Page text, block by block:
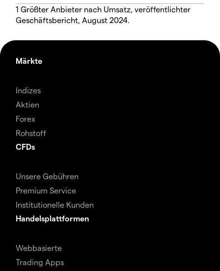
1 Größter Anbieter nach Umsatz, veröffentlichter
Geschäftsbericht, August 2024.
Märkte
Indizes
Aktien
Forex
Rohstoff
CFDs
Unsere Gebühren
Premium Service
Institutionelle Kunden
Handelsplattformen
Webbasierte
Trading Apps